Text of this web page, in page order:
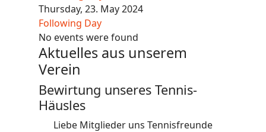
Thursday, 23. May 2024
Following Day
No events were found
Aktuelles aus unserem
Verein
Bewirtung unseres Tennis-
Häusles
Liebe Mitglieder uns Tennisfreunde